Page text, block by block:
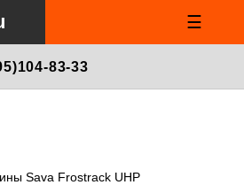
product/shinydiski.php
on line
☰
83-33
Sava Frostrack UHP